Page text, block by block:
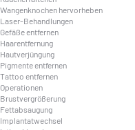
Wangenknochen hervorheben
Laser-Behandlungen
Gefäße entfernen
Haarentfernung
Hautverjüngung
Pigmente entfernen
Tattoo entfernen
Operationen
Brustvergrößerung
Fettabsaugung
Implantatwechsel